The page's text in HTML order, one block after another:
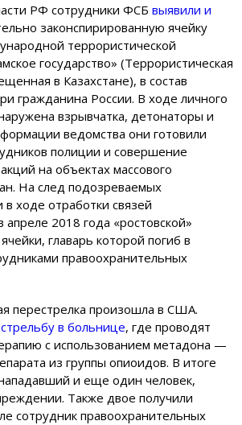
РФ сотрудники ФСБ выявили и
законспирированную ячейку
террористической
государство» (Террористическая
в Казахстане), в состав
гражданина России. В ходе личного
взрывчатка, детонаторы и
ведомства они готовили
полиции и совершение
на объектах массового
На след подозреваемых
ходе отработки связей
2018 года «ростовской»
главарь которой погиб в
правоохранительных
перестрелка произошла в США.
в больнице, где проводят
с использованием метадона —
из группы опиоидов. В итоге
и еще один человек,
Также двое получили
сотрудник правоохранительных